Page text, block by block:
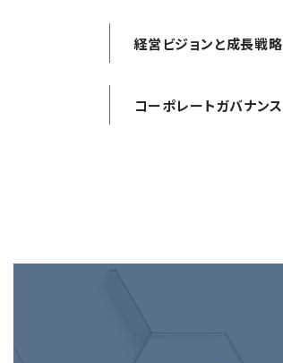
経営ビジョンと成長戦略
コーポレートガバナンス